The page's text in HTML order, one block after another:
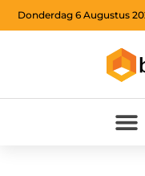
Donderdag 6 Augustus